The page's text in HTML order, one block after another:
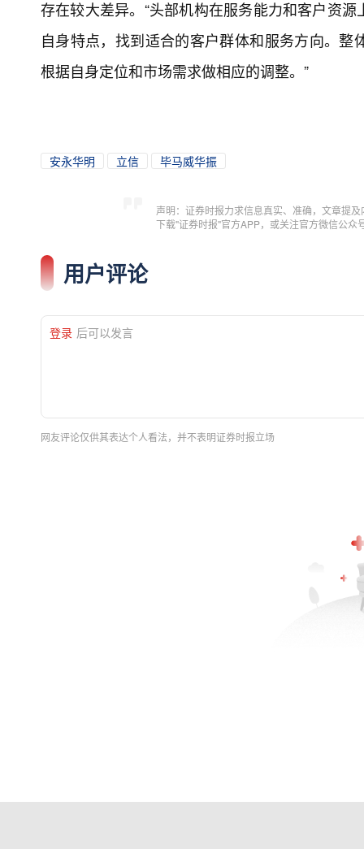
存在较大差异。“头部机构在服务能力和客户资
自身特点，找到适合的客户群体和服务方向。
根据自身定位和市场需求做相应的调整。”
安永华明 立信 毕马威华振
声明：证券时报力求信息真实、准确，文章提
下载"证券时报"官方APP，或关注官方微信公
用户评论
登录 后可以发言
网友评论仅供其表达个人看法，并不表明证券时报立场